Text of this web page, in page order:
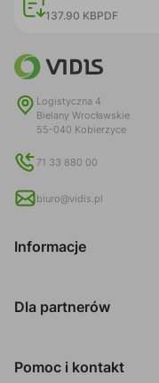
137.90 KBPDF
Logistyczna 4
Bielany Wrocławskie
55-040 Kobierzyce
71 33 880 00
biuro@vidis.pl
Informacje
Dla partnerów
Pomoc i kontakt